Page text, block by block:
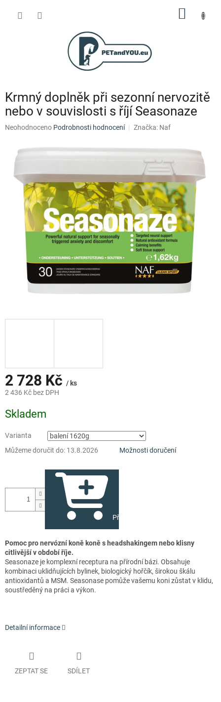
Krmný doplněk při sezonní nervozitě
nebo v souvislosti s říjí Seasonaze
Průměrné
hvězdiček.
Neohodnoceno Podrobnosti hodnocení Značka: Naf
2 728 Kč / ks
2 436 Kč bez DPH
cena:
Skladem
Varianta
Můžeme doručit do: 13.8.2026 Možnosti doručení
Přidat do košíku
Pomoc pro nervózní koně koně s headshakingem nebo klisny
citlivější v období říje.
Seasonaze ​​je komplexní receptura na přírodní bázi. Obsahuje
kombinaci uklidňujících bylinek, biologický hořčík, širokou škálu
antioxidantů a MSM. Seasonase pomůže vašemu koni zůstat v klidu,
soustředěný na práci a výkon.
Detailní informace
ZEPTAT SE SDÍLET